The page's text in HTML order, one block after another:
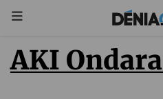
AKI Ondara